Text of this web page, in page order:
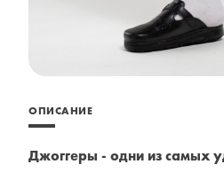
ОПИСАНИЕ
Джоггеры - одни из самых